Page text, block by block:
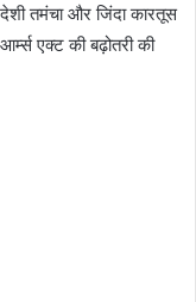
तमंचा और जिंदा कारतूस
एक्ट की बढ़ोतरी की